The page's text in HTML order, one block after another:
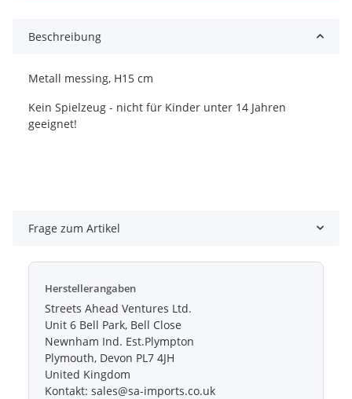
Beschreibung
Metall messing, H15 cm
Kein Spielzeug - nicht für Kinder unter 14 Jahren
geeignet!
Frage zum Artikel
Herstellerangaben
Streets Ahead Ventures Ltd.
Unit 6 Bell Park, Bell Close
Newnham Ind. Est.Plympton
Plymouth, Devon PL7 4JH
United Kingdom
Kontakt: sales@sa-imports.co.uk